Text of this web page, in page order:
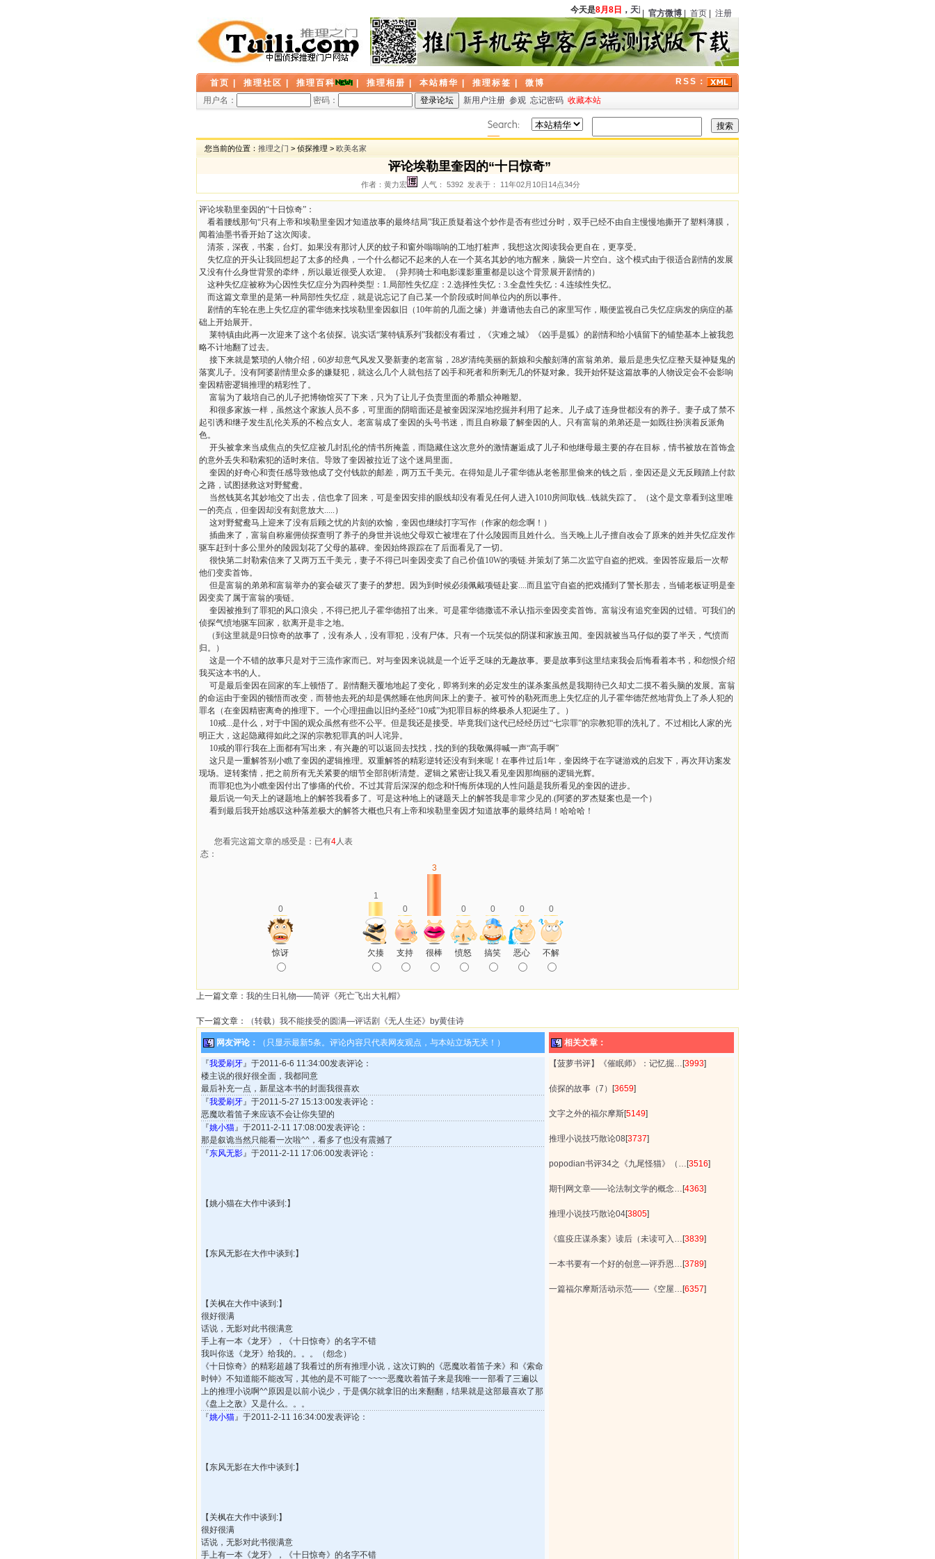
今天是8月8日，天藤真（日本）诞辰111周年；
官方微博 首页 注册
首页 推理社区 推理百科 推理相册 本站精华 推理标签 微博
RSS：
用户名：
密码： 新用户注册 参观 忘记密码 收藏本站
您当前的位置： 推理之门 > 侦探推理 > 欧美名家
评论埃勒里奎因的“十日惊奇”
作者：黄力宏 人气： 5392 发表于： 11年02月10日14点34分
评论埃勒里奎因的“十日惊奇”：
看着腰线那句“只有上帝和埃勒里奎因才知道故事的最终结局”我正质疑着这个炒作是否有些过分时，双手已经不由自主慢慢地撕开了塑料薄膜，
闻着油墨书香开始了这次阅读。
清茶，深夜，书案，台灯。如果没有那讨人厌的蚊子和窗外嗡嗡响的工地打桩声，我想这次阅读我会更自在，更享受。
失忆症的开头让我回想起了太多的经典，一个什么都记不起来的人在一个莫名其妙的地方醒来，脑袋一片空白。这个模式由于很适合剧情的发展
又没有什么身世背景的牵绊，所以最近很受人欢迎。（异邦骑士和电影谍影重重都是以这个背景展开剧情的）
这种失忆症被称为心因性失忆症分为四种类型：1.局部性失忆症：2.选择性失忆：3.全盘性失忆：4.连续性失忆。
而这篇文章里的是第一种局部性失忆症，就是说忘记了自己某一个阶段或时间单位内的所以事件。
剧情的车轮在患上失忆症的霍华德来找埃勒里奎因叙旧（10年前的几面之缘）并邀请他去自己的家里写作，顺便监视自己失忆症病发的病症的基
础上开始展开。
莱特镇由此再一次迎来了这个名侦探。说实话“莱特镇系列”我都没有看过，《灾难之城》《凶手是狐》的剧情和给小镇留下的铺垫基本上被我忽
略不计地翻了过去。
接下来就是繁琐的人物介绍，60岁却意气风发又娶新妻的老富翁，28岁清纯美丽的新娘和尖酸刻薄的富翁弟弟。最后是患失忆症整天疑神疑鬼的
落寞儿子。没有阿婆剧情里众多的嫌疑犯，就这么几个人就包括了凶手和死者和所剩无几的怀疑对象。我开始怀疑这篇故事的人物设定会不会影响
奎因精密逻辑推理的精彩性了。
富翁为了栽培自己的儿子把博物馆买了下来，只为了让儿子负责里面的希腊众神雕塑。
和很多家族一样，虽然这个家族人员不多，可里面的阴暗面还是被奎因深深地挖掘并利用了起来。儿子成了连身世都没有的养子。妻子成了禁不
起引诱和继子发生乱伦关系的不检点女人。老富翁成了奎因的头号书迷，而且自称最了解奎因的人。只有富翁的弟弟还是一如既往扮演着反派角
色。
开头被拿来当成焦点的失忆症被几封乱伦的情书所掩盖，而隐藏住这次意外的激情邂逅成了儿子和他继母最主要的存在目标，情书被放在首饰盒
的意外丢失和勒索犯的适时来信。导致了奎因被拉近了这个迷局里面。
奎因的好奇心和责任感导致他成了交付钱款的邮差，两万五千美元。在得知是儿子霍华德从老爸那里偷来的钱之后，奎因还是义无反顾踏上付款
之路，试图拯救这对野鸳鸯。
当然钱莫名其妙地交了出去，信也拿了回来，可是奎因安排的眼线却没有看见任何人进入1010房间取钱...钱就失踪了。（这个是文章看到这里唯
一的亮点，但奎因却没有刻意放大.....）
这对野鸳鸯马上迎来了没有后顾之忧的片刻的欢愉，奎因也继续打字写作（作家的怨念啊！）
插曲来了，富翁自称雇佣侦探查明了养子的身世并说他父母双亡被埋在了什么陵园而且姓什么。当天晚上儿子擅自改会了原来的姓并失忆症发作
驱车赶到十多公里外的陵园划花了父母的墓碑。奎因始终跟踪在了后面看见了一切。
很快第二封勒索信来了又两万五千美元，妻子不得已叫奎因变卖了自己价值10W的项链.并策划了第二次监守自盗的把戏。奎因答应最后一次帮
他们变卖首饰。
但是富翁的弟弟和富翁举办的宴会破灭了妻子的梦想。因为到时候必须佩戴项链赴宴....而且监守自盗的把戏捅到了警长那去，当铺老板证明是奎
因变卖了属于富翁的项链。
奎因被推到了罪犯的风口浪尖，不得已把儿子霍华德招了出来。可是霍华德撒谎不承认指示奎因变卖首饰。富翁没有追究奎因的过错。可我们的
侦探气愤地驱车回家，欲离开是非之地。
（到这里就是9日惊奇的故事了，没有杀人，没有罪犯，没有尸体。只有一个玩笑似的阴谋和家族丑闻。奎因就被当马仔似的耍了半天，气愤而
归。）
这是一个不错的故事只是对于三流作家而已。对与奎因来说就是一个近乎乏味的无趣故事。要是故事到这里结束我会后悔看着本书，和怨恨介绍
我买这本书的人。
可是最后奎因在回家的车上顿悟了。剧情翻天覆地地起了变化，即将到来的必定发生的谋杀案虽然是我期待已久却丈二摸不着头脑的发展。富翁
的命运由于奎因的顿悟而改变，而替他去死的却是偶然睡在他房间床上的妻子。被可怜的勒死而患上失忆症的儿子霍华德茫然地背负上了杀人犯的
罪名（在奎因精密离奇的推理下。一个心理扭曲以旧约圣经“10戒”为犯罪目标的终极杀人犯诞生了。）
10戒...是什么，对于中国的观众虽然有些不公平。但是我还是接受。毕竟我们这代已经经历过“七宗罪”的宗教犯罪的洗礼了。不过相比人家的光
明正大，这起隐藏得如此之深的宗教犯罪真的叫人诧异。
10戒的罪行我在上面都有写出来，有兴趣的可以返回去找找，找的到的我敬佩得喊一声“高手啊”
这只是一重解答别小瞧了奎因的逻辑推理。双重解答的精彩逆转还没有到来呢！在事件过后1年，奎因终于在字谜游戏的启发下，再次拜访案发
现场。逆转案情，把之前所有无关紧要的细节全部剖析清楚。逻辑之紧密让我又看见奎因那绚丽的逻辑光辉。
而罪犯也为小瞧奎因付出了惨痛的代价。不过其背后深深的怨念和忏悔所体现的人性问题是我所看见的奎因的进步。
最后说一句天上的谜题地上的解答我看多了。可是这种地上的谜题天上的解答我是非常少见的.(阿婆的罗杰疑案也是一个）
看到最后我开始感叹这种落差极大的解答大概也只有上帝和埃勒里奎因才知道故事的最终结局！哈哈哈！
您看完这篇文章的感受是：已有4人表
态：
0
1
0
3
0 0 0 0
惊讶 欠揍 支持 很棒 愤怒 搞笑 恶心 不解
上一篇文章： 我的生日礼物——简评《死亡飞出大礼帽》
下一篇文章： （转载）我不能接受的圆满—评话剧《无人生还》by黄佳诗
网友评论： （只显示最新5条。评论内容只代表网友观点，与本站立场无关！） 相关文章：
『我爱刷牙』于2011-6-6 11:34:00发表评论：
楼主说的很好很全面，我都同意
最后补充一点，新星这本书的封面我很喜欢
『我爱刷牙』于2011-5-27 15:13:00发表评论：
恶魔吹着笛子来应该不会让你失望的
『姚小猫』于2011-2-11 17:08:00发表评论：
那是叙诡当然只能看一次啦^^，看多了也没有震撼了
『东风无影』于2011-2-11 17:06:00发表评论：
【姚小猫在大作中谈到:】
【东风无影在大作中谈到:】
【关枫在大作中谈到:】
很好很满
话说，无影对此书很满意
手上有一本《龙牙》，《十日惊奇》的名字不错
我叫你送《龙牙》给我的。。。（怨念）
《十日惊奇》的精彩超越了我看过的所有推理小说，这次订购的《恶魔吹着笛子来》和《索命
时钟》不知道能不能改写，其他的是不可能了~~~~恶魔吹着笛子来是我唯一一部看了三遍以
上的推理小说啊^^原因是以前小说少，于是偶尔就拿旧的出来翻翻，结果就是这部最喜欢了那
《盘上之敌》又是什么。。。
『姚小猫』于2011-2-11 16:34:00发表评论：
【东风无影在大作中谈到:】
【关枫在大作中谈到:】
很好很满
话说，无影对此书很满意
手上有一本《龙牙》，《十日惊奇》的名字不错
【菠萝书评】《催眠师》：记忆掘… [3993]
侦探的故事（7） [3659]
文字之外的福尔摩斯[5149]
推理小说技巧散论08 [3737]
popodian书评34之《九尾怪猫》（… [3516]
期刊网文章——论法制文学的概念… [4363]
推理小说技巧散论04[3805]
《瘟疫庄谋杀案》读后（未读可入… [3839]
一本书要有一个好的创意—评乔恩… [3789]
一篇福尔摩斯活动示范——《空屋… [6357]